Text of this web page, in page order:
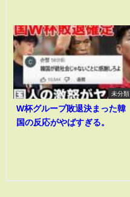
未分類
W杯グループ敗退決まった韓
国の反応がやばすぎる。